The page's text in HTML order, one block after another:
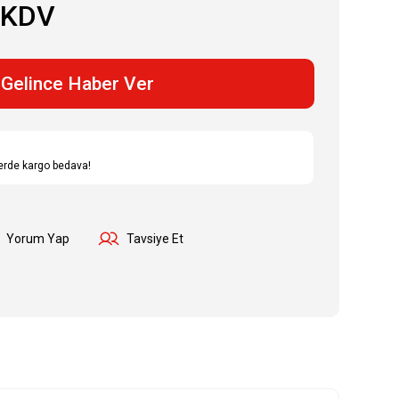
Gelince Haber Ver
kargo bedava!
Yorum Yap Tavsiye Et